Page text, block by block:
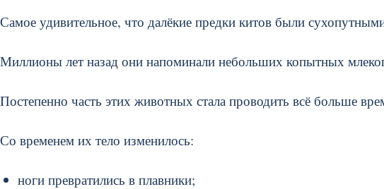
Самое удивительное, что далёкие предки китов были
Миллионы лет назад они напоминали небольших копытных
Постепенно часть этих животных стала проводить всё больше
Со временем их тело изменилось:
ноги превратились в плавники;